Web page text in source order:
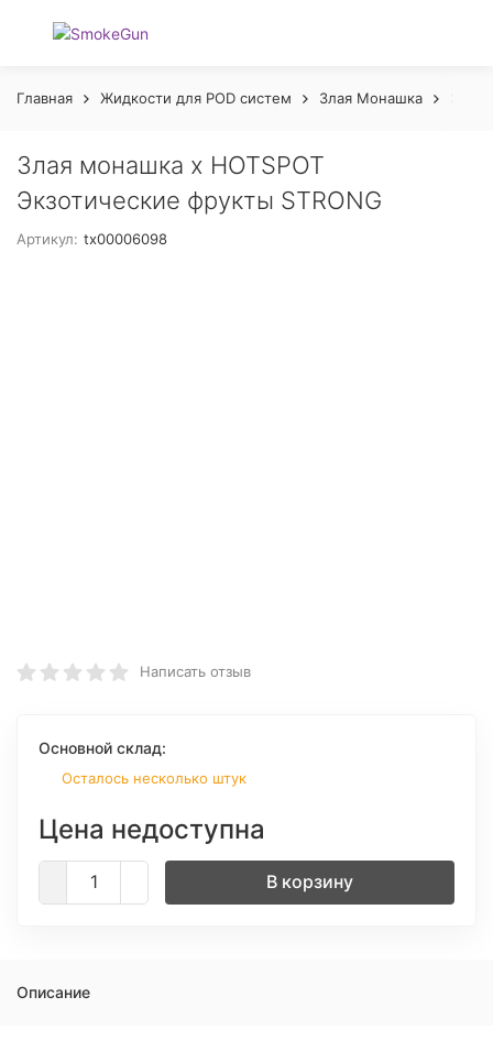
Главная Жидкости для POD систем Злая Монашка
Злая монашка х HOTSPOT
Экзотические фрукты STRONG
Артикул: tx00006098
Написать отзыв
Основной склад:
Осталось несколько штук
Цена недоступна
В корзину
Описание